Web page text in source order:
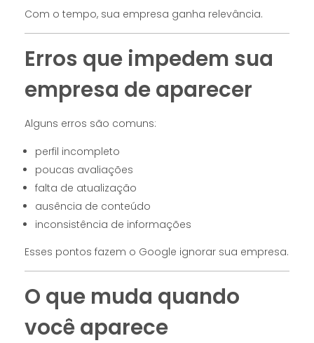
Com o tempo, sua empresa ganha relevância.
Erros que impedem sua
empresa de aparecer
Alguns erros são comuns:
perfil incompleto
poucas avaliações
falta de atualização
ausência de conteúdo
inconsistência de informações
Esses pontos fazem o Google ignorar sua empresa.
O que muda quando
você aparece